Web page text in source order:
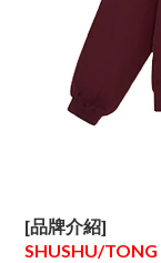
[品牌介紹]
SHUSHU/TONG